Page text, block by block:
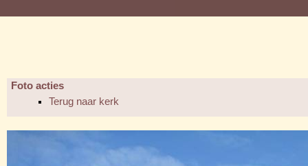
Foto acties
Terug naar kerk